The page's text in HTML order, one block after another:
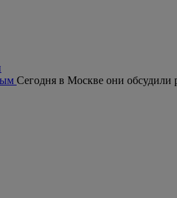
Сегодня в Москве они обсудили